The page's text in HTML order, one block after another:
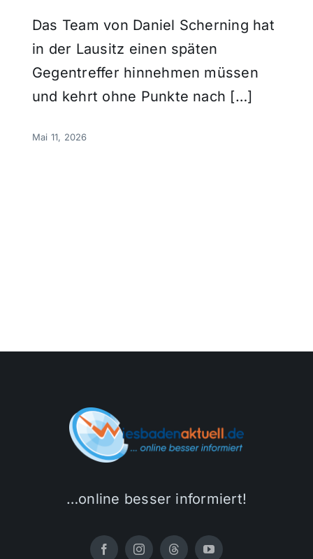
Das Team von Daniel Scherning hat
in der Lausitz einen späten
Gegentreffer hinnehmen müssen
und kehrt ohne Punkte nach […]
Mai 11, 2026
…online besser informiert!